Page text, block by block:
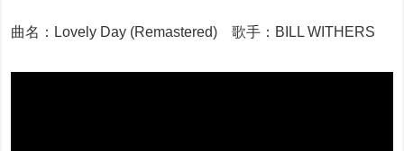
曲名：Lovely Day (Remastered) 歌手：BILL WITHERS